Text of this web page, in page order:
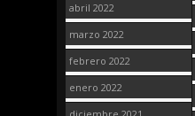
abril 2022
marzo 2022
febrero 2022
enero 2022